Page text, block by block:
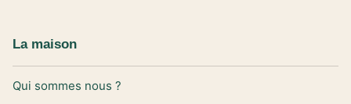
La maison
Qui sommes nous ?